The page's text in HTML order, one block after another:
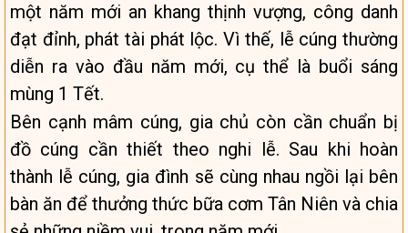
một năm mới an khang thịnh vượng, công danh
đạt đỉnh, phát tài phát lộc. Vì thế, lễ cúng thường
diễn ra vào đầu năm mới, cụ thể là buổi sáng
mùng 1 Tết.
Bên cạnh mâm cúng, gia chủ còn cần chuẩn bị
đồ cúng cần thiết theo nghi lễ. Sau khi hoàn
thành lễ cúng, gia đình sẽ cùng nhau ngồi lại bên
bàn ăn để thưởng thức bữa cơm Tân Niên và chia